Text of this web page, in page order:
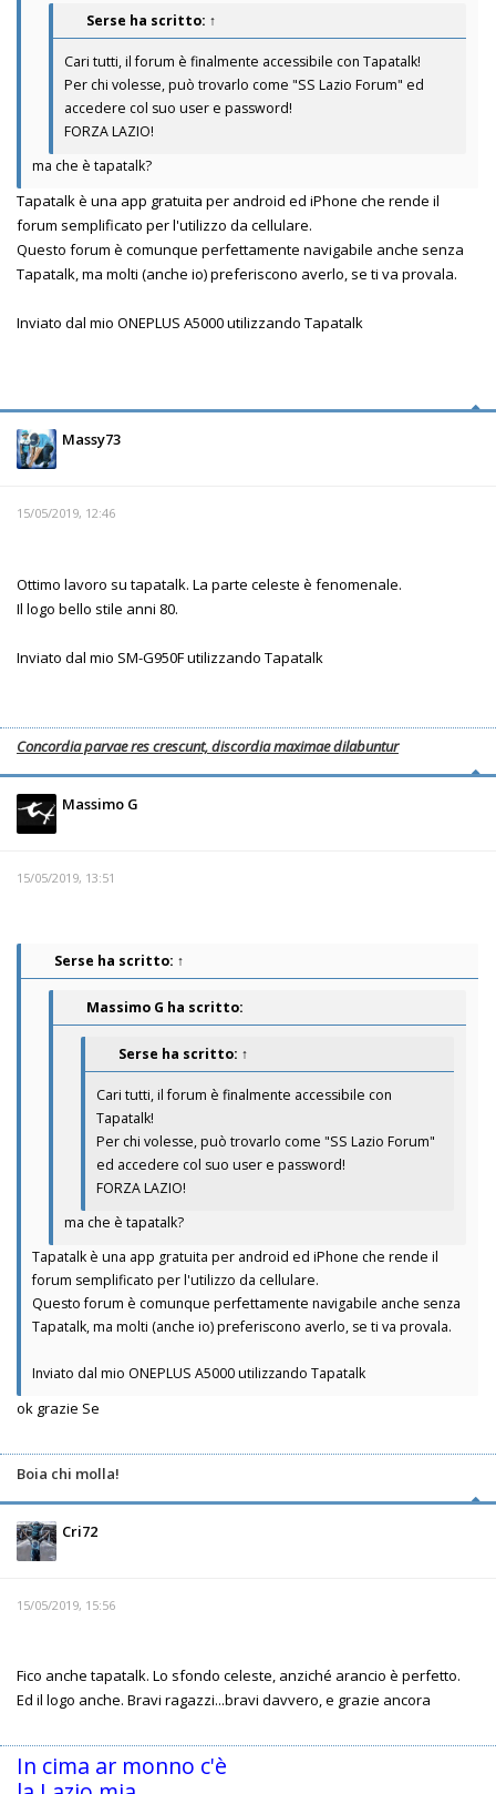
Serse ha scritto: ↑
Cari tutti, il forum è finalmente accessibile con Tapatalk!
Per chi volesse, può trovarlo come "SS Lazio Forum" ed
accedere col suo user e password!
FORZA LAZIO!
ma che è tapatalk?
Tapatalk è una app gratuita per android ed iPhone che rende il
forum semplificato per l'utilizzo da cellulare.
Questo forum è comunque perfettamente navigabile anche senza
Tapatalk, ma molti (anche io) preferiscono averlo, se ti va provala.
Inviato dal mio ONEPLUS A5000 utilizzando Tapatalk
Massy73
15/05/2019, 12:46
Ottimo lavoro su tapatalk. La parte celeste è fenomenale.
Il logo bello stile anni 80.
Inviato dal mio SM-G950F utilizzando Tapatalk
Concordia parvae res crescunt, discordia maximae dilabuntur
Massimo G
15/05/2019, 13:51
Serse ha scritto: ↑
Massimo G ha scritto:
Serse ha scritto: ↑
Cari tutti, il forum è finalmente accessibile con
Tapatalk!
Per chi volesse, può trovarlo come "SS Lazio Forum"
ed accedere col suo user e password!
FORZA LAZIO!
ma che è tapatalk?
Tapatalk è una app gratuita per android ed iPhone che rende il
forum semplificato per l'utilizzo da cellulare.
Questo forum è comunque perfettamente navigabile anche senza
Tapatalk, ma molti (anche io) preferiscono averlo, se ti va provala.
Inviato dal mio ONEPLUS A5000 utilizzando Tapatalk
ok grazie Se
Boia chi molla!
Cri72
15/05/2019, 15:56
Fico anche tapatalk. Lo sfondo celeste, anziché arancio è perfetto.
Ed il logo anche. Bravi ragazzi...bravi davvero, e grazie ancora
In cima ar monno c'è